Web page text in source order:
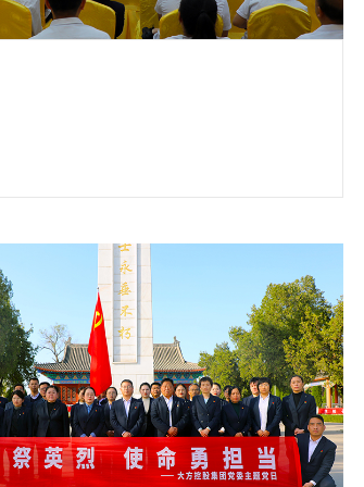
查看详情 →